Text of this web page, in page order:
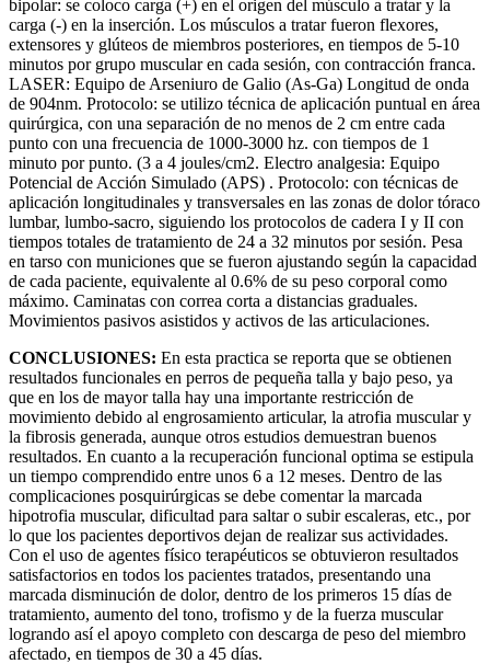
bipolar: se coloco carga (+) en el origen del músculo a tratar y la
carga (-) en la inserción. Los músculos a tratar fueron flexores,
extensores y glúteos de miembros posteriores, en tiempos de 5-10
minutos por grupo muscular en cada sesión, con contracción franca.
LASER: Equipo de Arseniuro de Galio (As-Ga) Longitud de onda
de 904nm. Protocolo: se utilizo técnica de aplicación puntual en área
quirúrgica, con una separación de no menos de 2 cm entre cada
punto con una frecuencia de 1000-3000 hz. con tiempos de 1
minuto por punto. (3 a 4 joules/cm2. Electro analgesia: Equipo
Potencial de Acción Simulado (APS) . Protocolo: con técnicas de
aplicación longitudinales y transversales en las zonas de dolor tóraco
lumbar, lumbo-sacro, siguiendo los protocolos de cadera I y II con
tiempos totales de tratamiento de 24 a 32 minutos por sesión. Pesa
en tarso con municiones que se fueron ajustando según la capacidad
de cada paciente, equivalente al 0.6% de su peso corporal como
máximo. Caminatas con correa corta a distancias graduales.
Movimientos pasivos asistidos y activos de las articulaciones.
CONCLUSIONES: En esta practica se reporta que se obtienen
resultados funcionales en perros de pequeña talla y bajo peso, ya
que en los de mayor talla hay una importante restricción de
movimiento debido al engrosamiento articular, la atrofia muscular y
la fibrosis generada, aunque otros estudios demuestran buenos
resultados. En cuanto a la recuperación funcional optima se estipula
un tiempo comprendido entre unos 6 a 12 meses. Dentro de las
complicaciones posquirúrgicas se debe comentar la marcada
hipotrofia muscular, dificultad para saltar o subir escaleras, etc., por
lo que los pacientes deportivos dejan de realizar sus actividades.
Con el uso de agentes físico terapéuticos se obtuvieron resultados
satisfactorios en todos los pacientes tratados, presentando una
marcada disminución de dolor, dentro de los primeros 15 días de
tratamiento, aumento del tono, trofismo y de la fuerza muscular
logrando así el apoyo completo con descarga de peso del miembro
afectado, en tiempos de 30 a 45 días.